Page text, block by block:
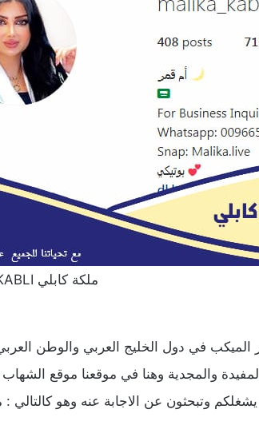
ملكة كابلي MALIKA KABLI
الميكب في دول الخليج العربي والوطن
والمجدية وهنا في موقعنا موقع
وتبحثون عن الاجابة عنه وهو